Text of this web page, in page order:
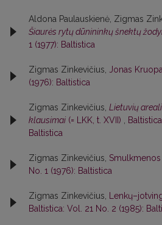
Aldona Paulauskienė, Zigmas
Šiaurės rytų dūnininkų šnektų
1 (1977): Baltistica
Zigmas Zinkevičius, Jonas
(1976): Baltistica
Zigmas Zinkevičius, Lietuvių
klausimai (= LKK, t. XVII)
Baltistica
Zigmas Zinkevičius, Smulkmenos
No. 1 (1976): Baltistica
Zigmas Zinkevičius,
Baltistica: Vol. 21 No. 2 (1985):